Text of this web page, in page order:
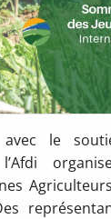
avec le